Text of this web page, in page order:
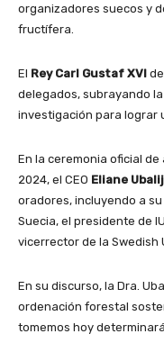
organizadores suecos y
fructífera.
El Rey Carl Gustaf XVI
delegados, subrayando
investigación para lograr
En la ceremonia oficial de
2024, el CEO Eliane
oradores, incluyendo a su
Suecia, el presidente de
vicerrector de la Swedish
En su discurso, la Dra.
ordenación forestal
tomemos hoy